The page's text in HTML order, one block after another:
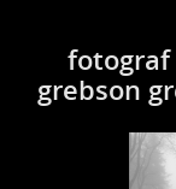
grebson